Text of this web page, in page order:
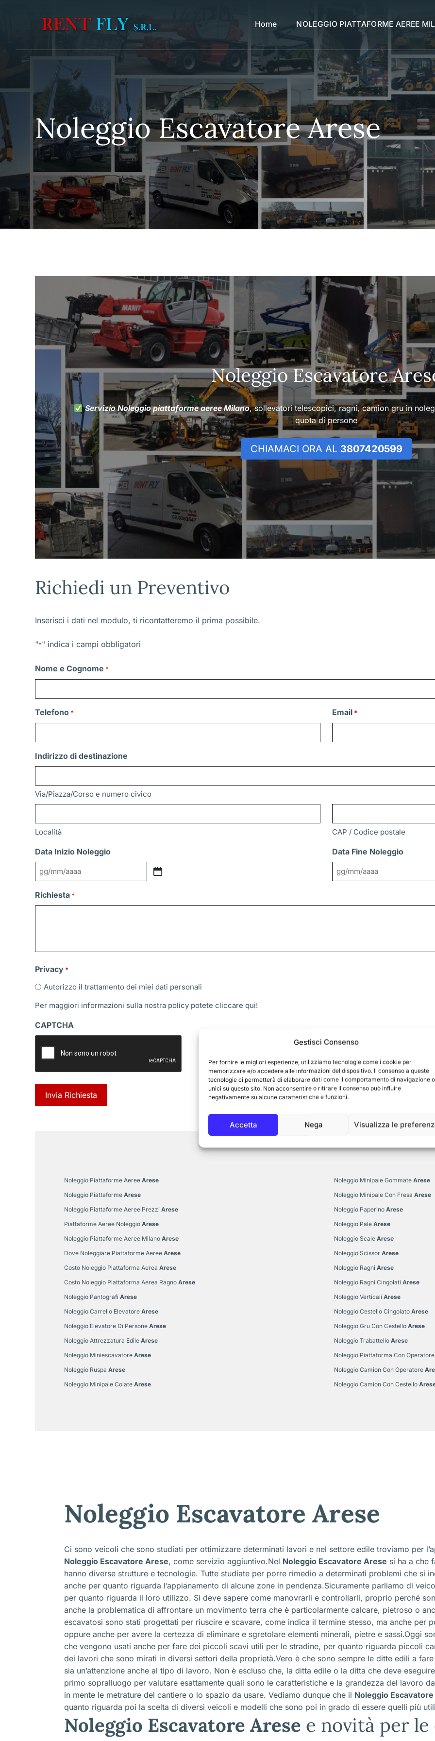
Gestisci Consenso
Per fornire le migliori esperienze, utilizziamo tecnologie come i cookie per
memorizzare e/o accedere alle informazioni del dispositivo. Il consenso a queste
tecnologie ci permetterà di elaborare dati come il comportamento di navigazione
unici su questo sito. Non acconsentire o ritirare il consenso può influire
negativamente su alcune caratteristiche e funzioni.
Accetta Nega Visualizza le
Home NOLEGGIO PIATTAFORME AEREE
Noleggio Escavatore Arese
Noleggio Escavatore
Servizio Noleggio piattaforme aeree Milano, sollevatori telescopici, ragni, camion gru in
quota di persone
CHIAMACI ORA AL 3807420599
Richiedi un Preventivo
Inserisci i dati nel modulo, ti ricontatteremo il prima possibile.
"*" indica i campi obbligatori
Nome e Cognome *
Telefono * Email *
Indirizzo di destinazione
Via/Piazza/Corso e numero civico
Località CAP / Codice postale
Data Inizio Noleggio
GG
MM
Data Fine Noleggio
GG
Richiesta *
Privacy *
Autorizzo il trattamento dei miei dati personali
Per maggiori informazioni sulla nostra policy potete cliccare qui!
CAPTCHA
Noleggio Piattaforme Aeree Arese
Noleggio Piattaforme Arese
Noleggio Piattaforme Aeree Prezzi Arese
Piattaforme Aeree Noleggio Arese
Noleggio Piattaforme Aeree Milano Arese
Dove Noleggiare Piattaforme Aeree Arese
Costo Noleggio Piattaforma Aerea Arese
Costo Noleggio Piattaforma Aerea Ragno Arese
Noleggio Pantografi Arese
Noleggio Carrello Elevatore Arese
Noleggio Elevatore Di Persone Arese
Noleggio Attrezzatura Edile Arese
Noleggio Miniescavatore Arese
Noleggio Ruspa Arese
Noleggio Minipale Colate Arese
Noleggio Minipale Gommate Arese
Noleggio Minipale Con Fresa Arese
Noleggio Paperino Arese
Noleggio Pale Arese
Noleggio Scale Arese
Noleggio Scissor Arese
Noleggio Ragni Arese
Noleggio Ragni Cingolati Arese
Noleggio Verticali Arese
Noleggio Cestello Cingolato Arese
Noleggio Gru Con Cestello Arese
Noleggio Trabattello Arese
Noleggio Piattaforma Con Operatore
Noleggio Camion Con Operatore
Noleggio Camion Con Cestello
Noleggio Escavatore Arese
Ci sono veicoli che sono studiati per ottimizzare determinati lavori e nel settore edile troviamo per
Noleggio Escavatore Arese, come servizio aggiuntivo.Nel Noleggio Escavatore Arese si ha a che
hanno diverse strutture e tecnologie. Tutte studiate per porre rimedio a determinati problemi che si
anche per quanto riguarda l’appianamento di alcune zone in pendenza.Sicuramente parliamo di
per quanto riguarda il loro utilizzo. Si deve sapere come manovrarli e controllarli, proprio perché
anche la problematica di affrontare un movimento terra che è particolarmente calcare, pietroso o
escavatosi sono stati progettati per riuscire e scavare, come indica il termine stesso, ma anche per
oppure anche per avere la certezza di eliminare e sgretolare elementi minerali, pietre e sassi.Oggi
che vengono usati anche per fare dei piccoli scavi utili per le stradine, per quanto riguarda piccoli
dei lavori che sono mirati in diversi settori della proprietà.Vero è che sono sempre le ditte edili a
sia un’attenzione anche al tipo di lavoro. Non è escluso che, la ditta edile o la ditta che deve
primo sopralluogo per valutare esattamente quali sono le caratteristiche e la grandezza del lavoro
in mente le metrature del cantiere o lo spazio da usare. Vediamo dunque che il Noleggio
quanto riguarda poi la scelta di diversi veicoli e modelli che sono poi in grado di essere quelli più
Noleggio Escavatore Arese e novità per